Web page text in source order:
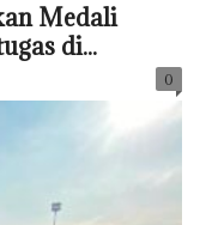
Medali
di...
0